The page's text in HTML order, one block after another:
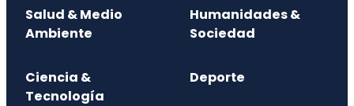
Salud & Medio
Ambiente
Humanidades &
Sociedad
Ciencia &
Tecnología
Deporte